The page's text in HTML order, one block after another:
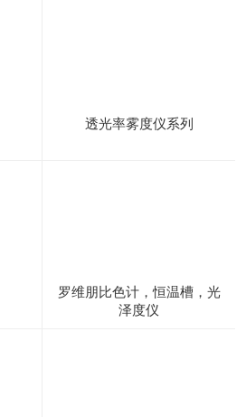
透光率雾度仪系列
罗维朋比色计，恒温槽，光
泽度仪